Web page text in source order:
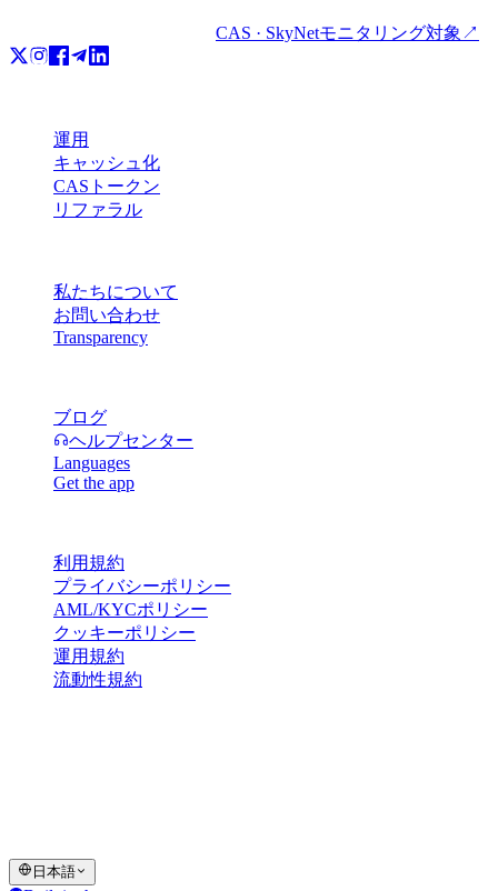
CAS · SkyNetモニタリング対象 ↗
運用
キャッシュ化
CASトークン
リファラル
私たちについて
お問い合わせ
Transparency
ブログ
ヘルプセンター
Languages
Get the app
利用規約
プライバシーポリシー
AML/KYCポリシー
クッキーポリシー
運用規約
流動性規約
日本語